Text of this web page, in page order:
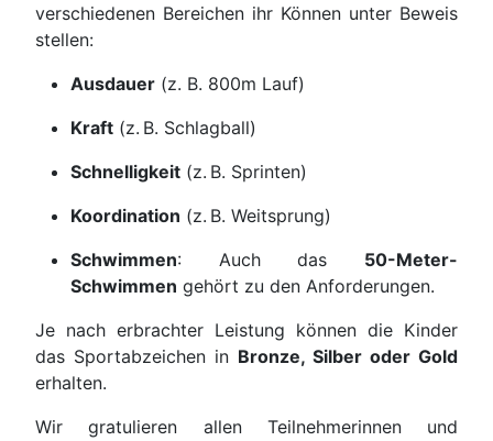
verschiedenen Bereichen ihr Können unter Beweis
stellen:
Ausdauer (z. B. 800m Lauf)
Kraft (z. B. Schlagball)
Schnelligkeit (z. B. Sprinten)
Koordination (z. B. Weitsprung)
Schwimmen: Auch das 50-Meter-
Schwimmen gehört zu den Anforderungen.
Je nach erbrachter Leistung können die Kinder
das Sportabzeichen in Bronze, Silber oder Gold
erhalten.
Wir gratulieren allen Teilnehmerinnen und